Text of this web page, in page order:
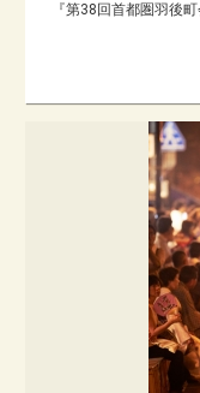
『第38回首都圏羽後